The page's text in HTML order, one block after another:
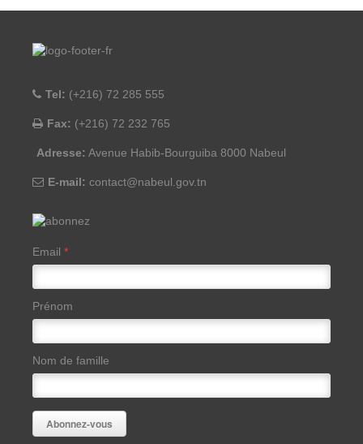
Tel: (+216) 72 285 555
Fax: (+216) 72 232 765
Adresse: Avenue Habib-Bourguiba 8000 Nabeul
E-mail: contact@nabeul.gov.tn
Email *
Prénom
Nom de famille